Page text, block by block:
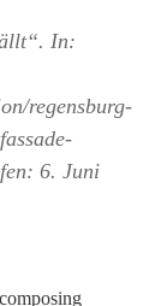
In:
regensburg-
6. Juni